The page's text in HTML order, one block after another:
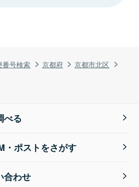
番号検索 京都府
京都市北区
べる
・ポストをさがす
合わせ